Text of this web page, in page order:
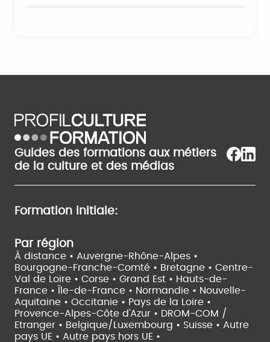
Guides des formations aux métiers
de la culture et des médias
Formation initiale:
Par région
À distance • Auvergne-Rhône-Alpes •
Bourgogne-Franche-Comté • Bretagne • Centre-
Val de Loire • Corse • Grand Est • Hauts-de-
France •
Île-de-France • Normandie • Nouvelle-
Aquitaine • Occitanie • Pays de la Loire •
Provence-Alpes-Côte d'Azur • DROM-COM /
Etranger • Belgique/Luxembourg • Suisse • Autre
pays UE • Autre pays hors UE •